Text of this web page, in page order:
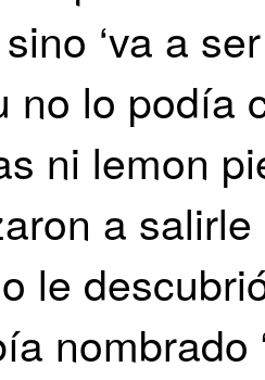
sino ‘va a
no lo podía
ni lemon
a
le
nombrado